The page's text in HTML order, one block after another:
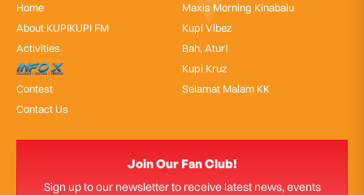
Home
About KUPIKUPI FM
Activities
InfoX
Contest
Contact Us
Maxis Morning Kinabalu
Kupi Vibez
Bah, Atur!
Kupi Kruz
Selamat Malam KK
Join Our Fan Club!
Sign up to our newsletter to receive latest news, events